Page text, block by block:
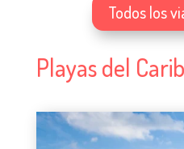
Todos los
Playas del